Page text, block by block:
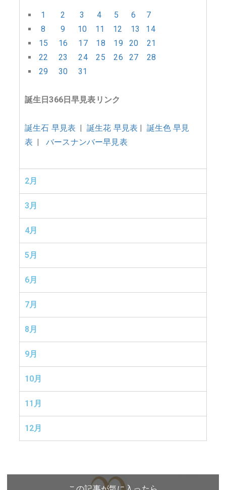
1 2 3 4 5 6
7
8
9 10 11 12 13
14
15
16 17 18 19 20
21
22
23 24 25 26 27
28
29
30 31
誕生日366日早見表リンク
誕生石 早見表 誕生花 早見表
誕生色 早見
表
|バースナンバー早見表
2月
3月
4月
5月
6月
7月
8月
9月
10月
11月
12月